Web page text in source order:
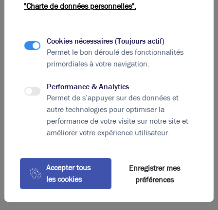
Photos (4)
A louer - Local artisanal rénové avec une partie
stockage et bureau - Saint-André-de-Corcy
€ m²/an HT HC
"Charte de données personnelles".
Cookies nécessaires (Toujours actif)
Permet le bon déroulé des fonctionnalités
primordiales à votre navigation.
Performance & Analytics
Permet de s’appuyer sur des données et
autre technologies pour optimiser la
performance de votre visite sur notre site et
améliorer votre expérience utilisateur.
Accepter tous
les cookies
Enregistrer mes
préférences